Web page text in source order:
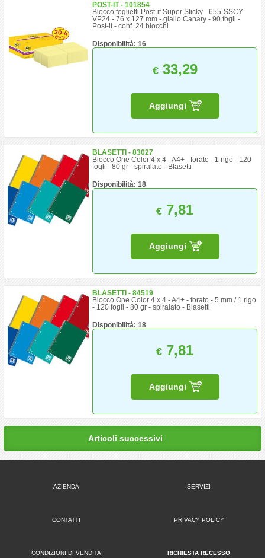
POST-IT - 101854
Blocco foglietti Post-it Super Sticky - 655-SSCY-
VP24 - 76 x 127 mm - giallo Canary - 90 fogli -
Post-it - conf. 24 blocchi
Disponibilità: 16
€33,29
Aggiungi
BLASETTI - 83027
Blocco One Color 4 x 4 - A4+ - forato - 1 rigo - 120
fogli - 80 gr - spiralato - Blasetti
Disponibilità: 18
€ 7,81
Aggiungi
BLASETTI - 84519
Blocco One Color 4 x 4 - A4+ - forato - 5 mm / 1 rigo
- 120 fogli - 80 gr - spiralato - Blasetti
Disponibilità: 18
€ 7,81
Aggiungi
Articoli successivi
AZIENDA SERVIZI
CONTATTI PRIVACY POLICY
CONDIZIONI DI VENDITA RICHIESTA RECESSO